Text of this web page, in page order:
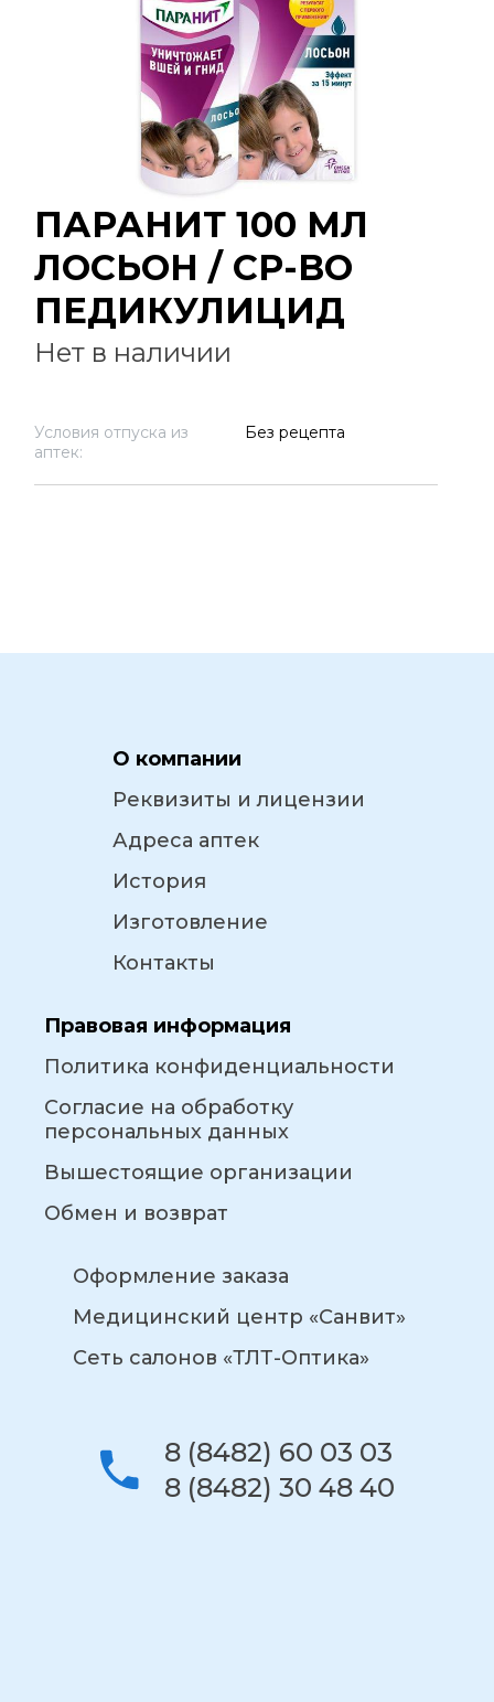
ПАРАНИТ 100 МЛ
ЛОСЬОН / СР-ВО
ПЕДИКУЛИЦИД
Нет в наличии
Условия отпуска из
аптек:
Без рецепта
О компании
Реквизиты и лицензии
Адреса аптек
История
Изготовление
Контакты
Правовая информация
Политика конфиденциальности
Согласие на обработку
персональных данных
Вышестоящие организации
Обмен и возврат
Оформление заказа
Медицинский центр «Санвит»
Сеть салонов «ТЛТ-Оптика»
8 (8482) 60 03 03
8 (8482) 30 48 40